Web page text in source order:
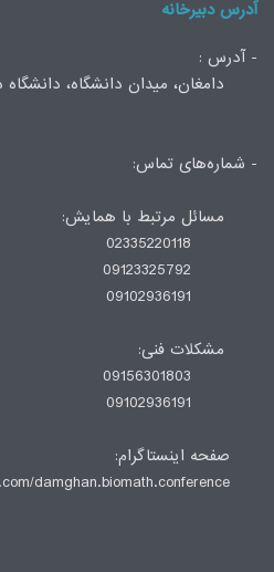
دانشگاه، دانشگاه دامغان
تماس:
با همایش:
فنی: